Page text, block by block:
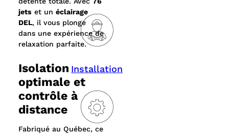
jets et unéclairage
DEL, il vous plonge
dans une expérience de
relaxation parfaite.
Isolation
optimale et
contrôle à
distance
Fabriqué au Québec, ce
Installation